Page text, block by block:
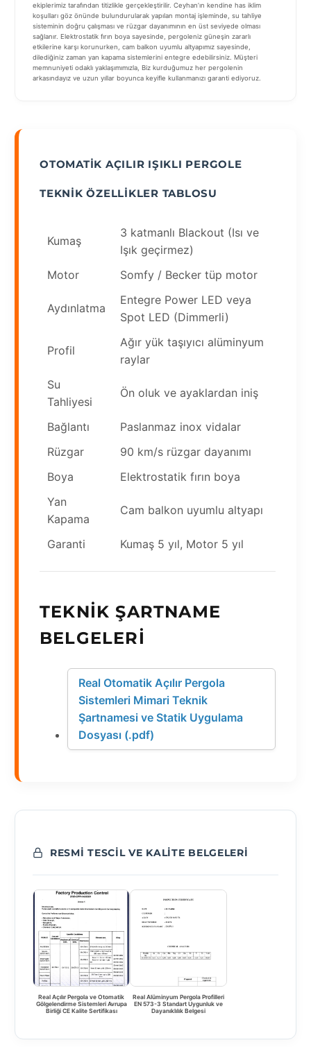
ekiplerimiz tarafından titizlikle gerçekleştirilir. Ceyhan’ın kendine has iklim
koşulları göz önünde bulundurularak yapılan montaj işleminde, su tahliye
sisteminin doğru çalışması ve rüzgar dayanımının en üst seviyede olması
sağlanır. Elektrostatik fırın boya sayesinde, pergoleniz güneşin zararlı
etkilerine karşı korunurken, cam balkon uyumlu altyapımız sayesinde,
dilediğiniz zaman yan kapama sistemlerini entegre edebilirsiniz. Müşteri
memnuniyeti odaklı yaklaşımımızla, Biz kurduğumuz her pergolenin
arkasındayız ve uzun yıllar boyunca keyifle kullanmanızı garanti ediyoruz.
OTOMATIK AÇILIR IŞIKLI PERGOLE
TEKNIK ÖZELLIKLER TABLOSU
Kumaş
3 katmanlı Blackout (Isı ve
Işık geçirmez)
Motor
Somfy / Becker tüp motor
Aydınlatma
Entegre Power LED veya
Spot LED (Dimmerli)
Profil
Ağır yük taşıyıcı alüminyum
raylar
Su
Tahliyesi
Ön oluk ve ayaklardan iniş
Bağlantı
Paslanmaz inox vidalar
Rüzgar
90 km/s rüzgar dayanımı
Boya
Elektrostatik fırın boya
Yan
Kapama
Cam balkon uyumlu altyapı
Garanti Kumaş 5 yıl, Motor 5 yıl
TEKNIK ŞARTNAME
BELGELERI
Real Otomatik Açılır Pergola
Sistemleri Mimari Teknik
Şartnamesi ve Statik Uygulama
Dosyası (.pdf)
RESMI TESCIL VE KALITE BELGELERI
Real Açılır Pergola ve Otomatik
Gölgelendirme Sistemleri Avrupa
Birliği CE Kalite Sertifikası
Real Alüminyum Pergola Profilleri
EN 573-3 Standart Uygunluk ve
Dayanıklılık Belgesi